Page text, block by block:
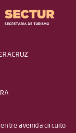
avenida circuito